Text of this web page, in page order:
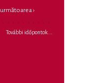
următoarea ›
További időpontok...